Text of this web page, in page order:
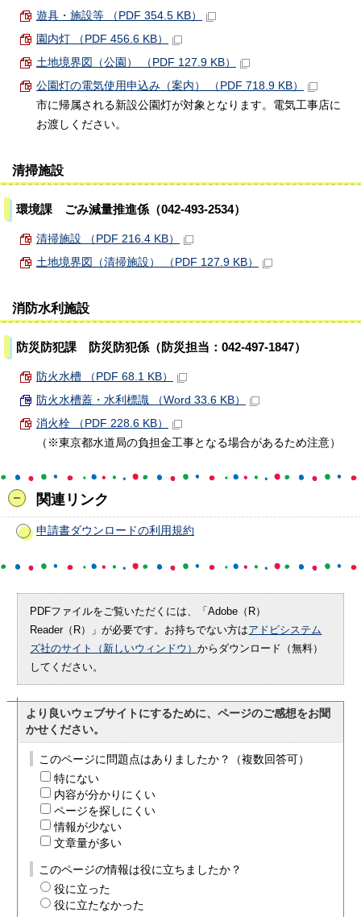
遊具・施設等 （PDF 354.5 KB）
園内灯 （PDF 456.6 KB）
土地境界図（公園） （PDF 127.9 KB）
公園灯の電気使用申込み（案内） （PDF 718.9 KB）
市に帰属される新設公園灯が対象となります。電気工事店に
お渡しください。
清掃施設
環境課 ごみ減量推進係（042-493-2534）
清掃施設 （PDF 216.4 KB）
土地境界図（清掃施設） （PDF 127.9 KB）
消防水利施設
防災防犯課 防災防犯係（防災担当：042-497-1847）
防火水槽 （PDF 68.1 KB）
防火水槽蓋・水利標識 （Word 33.6 KB）
消火栓 （PDF 228.6 KB）
（※東京都水道局の負担金工事となる場合があるため注意）
関連リンク
申請書ダウンロードの利用規約
PDFファイルをご覧いただくには、「Adobe（R）
Reader（R）」が必要です。お持ちでない方はアドビシステム
ズ社のサイト（新しいウィンドウ）からダウンロード（無料）
してください。
より良いウェブサイトにするために、ページのご感想をお聞
かせください。
このページに問題点はありましたか？（複数回答可）
特にない
内容が分かりにくい
ページを探しにくい
情報が少ない
文章量が多い
このページの情報は役に立ちましたか？
役に立った
役に立たなかった